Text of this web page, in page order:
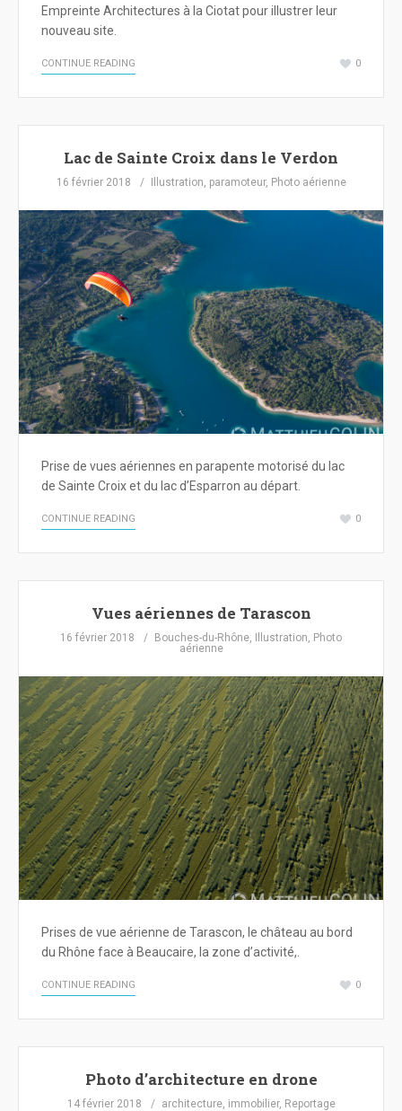
Empreinte Architectures à la Ciotat pour illustrer leur
nouveau site.
CONTINUE READING 0
Lac de Sainte Croix dans le Verdon
16 février 2018 Illustration, paramoteur, Photo aérienne
Prise de vues aériennes en parapente motorisé du lac
de Sainte Croix et du lac d’Esparron au départ.
CONTINUE READING 0
Vues aériennes de Tarascon
16 février 2018 Bouches-du-Rhône, Illustration, Photo
aérienne
Prises de vue aérienne de Tarascon, le château au bord
du Rhône face à Beaucaire, la zone d’activité,.
CONTINUE READING 0
Photo d’architecture en drone
14 février 2018 architecture, immobilier, Reportage